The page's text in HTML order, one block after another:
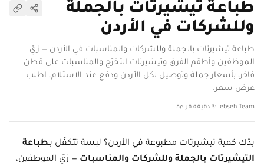
طباعة تيشيرتات بالجملة
وللشركات في الأردن
طباعة تيشيرتات بالجملة وللشركات والمناسبات في الأردن — زيّ
الموظفين وأطقم الفرق وتيشيرتات التخرّج والمناسبات على قطن
فاخر، بأسعار جملة وتوصيل لكل الأردن ودفع عند الاستلام. اطلب
عرض سعر.
Lebseh Team
·3 دقيقة قراءة
بدّك كمية تيشيرتات مطبوعة في الأردن؟ لبسة تتكفّل بـطباعة
التيشيرتات بالجملة وللشركات والمناسبات — زيّ الموظفين،